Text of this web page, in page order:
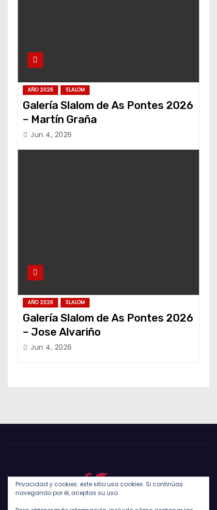
AÑO 2026 SLALOM
Galería Slalom de As Pontes 2026
– Martín Graña
Jun 4, 2026
AÑO 2026 SLALOM
Galería Slalom de As Pontes 2026
– Jose Alvariño
Jun 4, 2026
Privacidad y cookies: este sitio usa cookies. Si continúas
navegando por él, aceptas su uso.